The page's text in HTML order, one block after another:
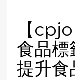
【
食品標
提升食